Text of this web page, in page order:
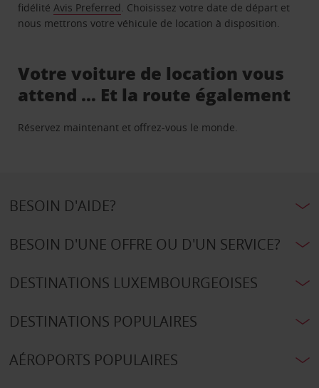
fidélitéAvis Preferred. Choisissez votre date de départ et
nous mettrons votre véhicule de location à disposition.
Votre voiture de location vous
attend … Et la route également
Réservez maintenant et offrez-vous le monde.
BESOIN D'AIDE?
BESOIN D'UNE OFFRE OU D'UN SERVICE?
DESTINATIONS LUXEMBOURGEOISES
DESTINATIONS POPULAIRES
AÉROPORTS POPULAIRES